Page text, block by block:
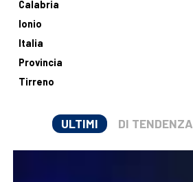
Calabria
Ionio
Italia
Provincia
Tirreno
ULTIMI DI TENDENZA